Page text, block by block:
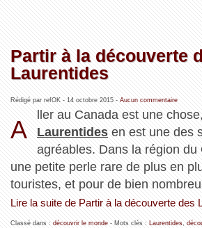
Partir à la découverte
Laurentides
Rédigé par refOK - 14 octobre 2015- Aucun commentaire
A
ller au Canada est une
Laurentides en est une des
agréables. Dans la région du
une petite perle rare de plus en
touristes, et pour de bien
Lire la suite de Partir à la découverte des
Classé dans : découvrir le monde- Mots clés : Laurentides,